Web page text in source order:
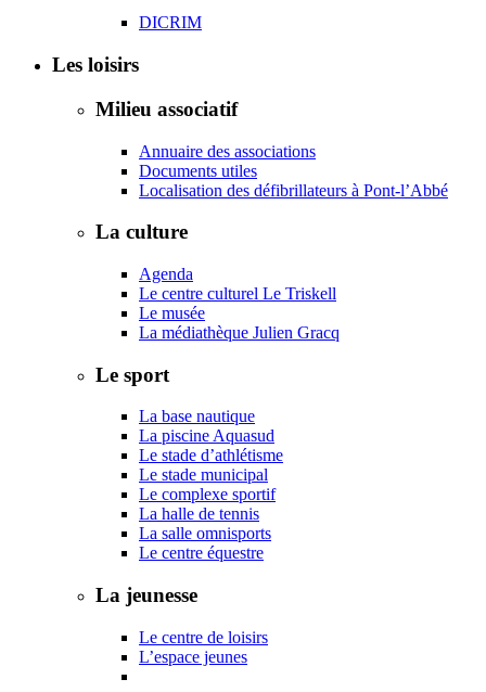
DICRIM
Les loisirs
Milieu associatif
Annuaire des associations
Documents utiles
Localisation des défibrillateurs à Pont-l’Abbé
La culture
Agenda
Le centre culturel Le Triskell
Le musée
La médiathèque Julien Gracq
Le sport
La base nautique
La piscine Aquasud
Le stade d’athlétisme
Le stade municipal
Le complexe sportif
La halle de tennis
La salle omnisports
Le centre équestre
La jeunesse
Le centre de loisirs
L’espace jeunes